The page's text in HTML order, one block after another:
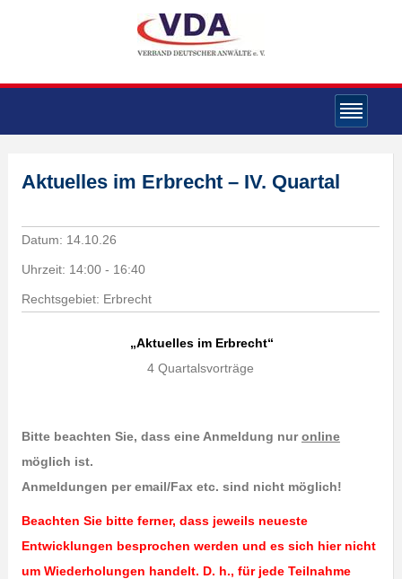
Aktuelles im Erbrecht – IV. Quartal
Datum: 14.10.26
Uhrzeit: 14:00 - 16:40
Rechtsgebiet: Erbrecht
„Aktuelles im Erbrecht“
4 Quartalsvorträge
Bitte beachten Sie, dass eine Anmeldung nuronline
möglich ist.
Anmeldungen per email/Fax etc. sind nicht möglich!
Beachten Sie bitte ferner, dass jeweils neueste
Entwicklungen besprochen werden und es sich hier nicht
um Wiederholungen handelt. D. h., für jede Teilnahme